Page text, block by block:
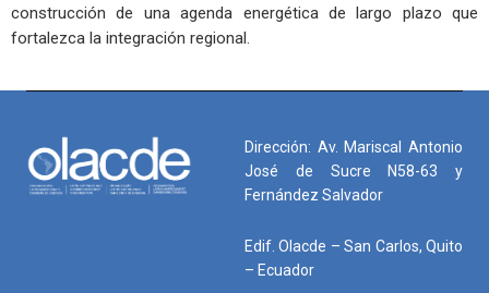
construcción de una agenda energética de largo plazo que
fortalezca la integración regional.
Dirección: Av. Mariscal Antonio
José de Sucre N58-63 y
Fernández Salvador
Edif. Olacde – San Carlos, Quito
– Ecuador